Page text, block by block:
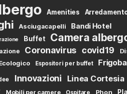
Amenities
Asciugacapelli Bandi Hotel
Buffet Camera
Coronavirus covid19
Espositori per buffet
Innovazioni Linea Cortesia
Mobili per camere Ospitare Phon